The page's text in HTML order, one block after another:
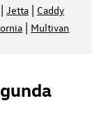
| Jetta | Caddy
| Multivan